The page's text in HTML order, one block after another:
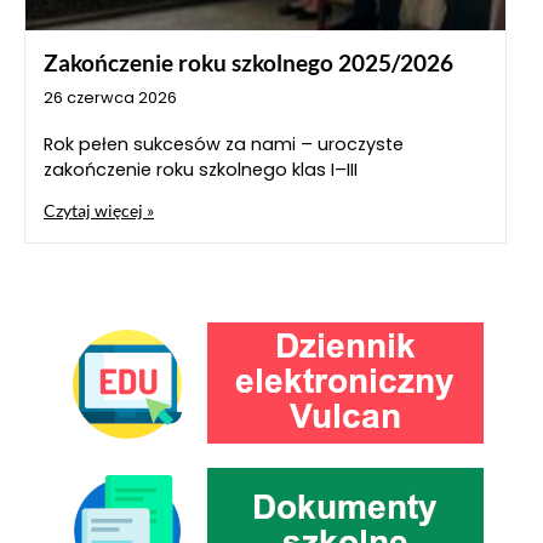
Zakończenie roku szkolnego 2025/2026
26 czerwca 2026
Rok pełen sukcesów za nami – uroczyste
zakończenie roku szkolnego klas I–III
Czytaj więcej »